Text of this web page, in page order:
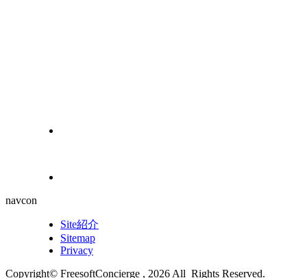
navcon
Site紹介
Sitemap
Privacy
Copyright© FreesoftConcierge , 2026 All Rights Reserved.